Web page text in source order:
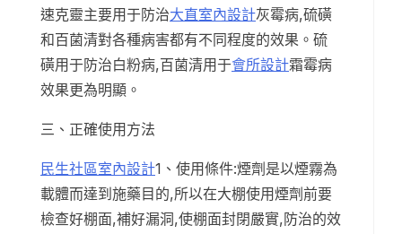
速克靈主要用于防治大直室內設計灰霉病,硫磺
和百菌清對各種病害都有不同程度的效果。硫
磺用于防治白粉病,百菌清用于會所設計霜霉病
效果更為明顯。
三、正確使用方法
民生社區室內設計1、使用條件:煙劑是以煙霧為
載體而達到施藥目的,所以在大棚使用煙劑前要
檢查好棚面,補好漏洞,使棚面封閉嚴實,防治的效